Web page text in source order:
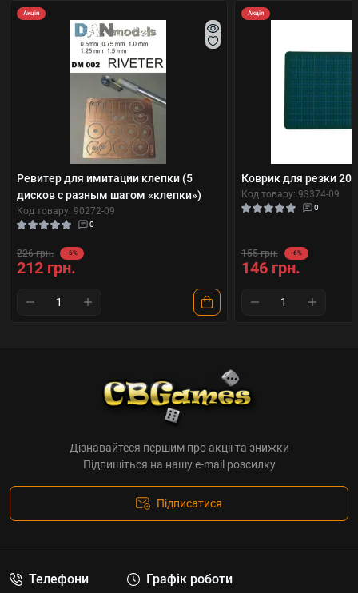
Акція
Ревитер для имитации клепки (5
дисков с разным шагом «клепки»)
Код товару: 90272-09
0
226 грн. -6%
212 грн.
Акція
Коврик для резки
Код товару: 93374-09
0
155 грн. -6%
146 грн.
Дізнавайтеся першим про акції та знижки
Підпишіться на нашу e-mail розсилку
Підписатися
Телефони Графік роботи